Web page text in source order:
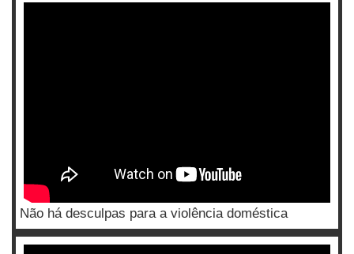
Não há desculpas para a violência doméstica